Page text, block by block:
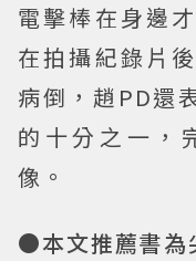
電擊棒在身邊
在拍攝紀錄片
病倒，趙PD還
的十分之一，
像。
●本文推薦書為